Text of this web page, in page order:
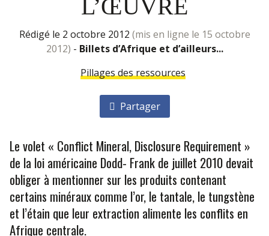
L’ŒUVRE
rédigé le 2 octobre 2012 (mis en ligne le 15 octobre
2012) - Billets d’Afrique et d’ailleurs...
Pillages des ressources
Partager
Le volet « Conflict Mineral, Disclosure Requirement »
de la loi américaine Dodd- Frank de juillet 2010 devait
obliger à mentionner sur les produits contenant
certains minéraux comme l’or, le tantale, le tungstène
et l’étain que leur extraction alimente les conflits en
Afrique centrale.